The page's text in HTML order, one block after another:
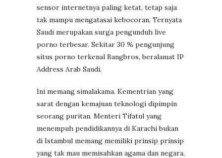
sensor internetnya paling ketat, tetap saja
tak mampu mengatasai kebocoran. Ternyata
Saudi merupakan surga pengunduh live
porno terbesar. Sekitar 30 % pengunjung
situs porno terkenal Bangbros, beralamat IP
Address Arab Saudi.
Ini memang simalakama. Kementrian yang
sarat dengan kemajuan teknologi dipimpin
seorang puritan. Menteri Tifatul yang
menempuh pendidikannya di Karachi bukan
di Istambul memang memiliki prinsip prinsip
yang tak mau memisahkan agama dan negara.